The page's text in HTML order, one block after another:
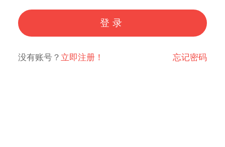
登录
没有账号？ 立即注册！ 忘记密码